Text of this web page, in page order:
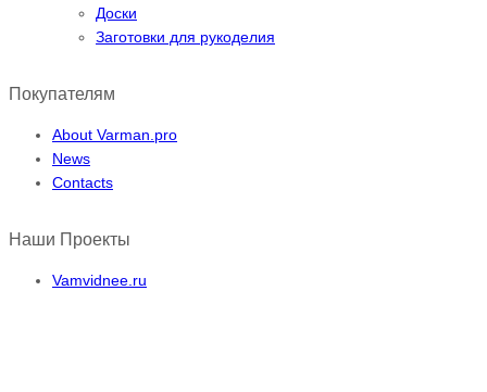
Доски
Заготовки для рукоделия
Покупателям
About Varman.pro
News
Contacts
Наши Проекты
Vamvidnee.ru